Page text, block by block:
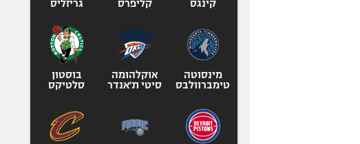
קינגס
קליפרס
גריזליס
מינסוטה
טימברוולבס
אוקלהומה
סיטי ת'אנדר
בוסטון
סלטיקס